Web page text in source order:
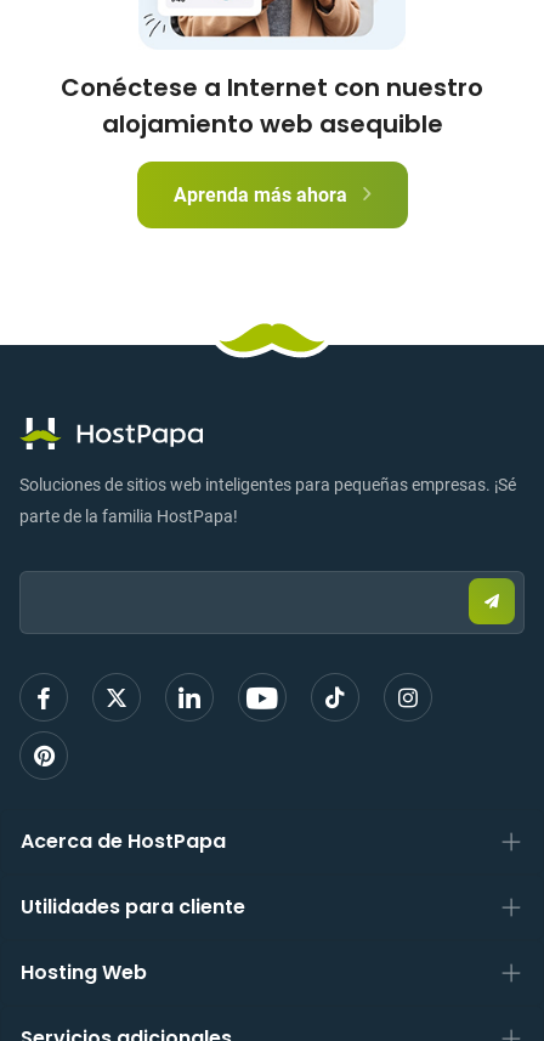
Conéctese a Internet con nuestro
alojamiento web asequible
Aprenda más ahora
Soluciones de sitios web inteligentes para pequeñas empresas. ¡Sé
parte de la familia HostPapa!
Email:
para
Acerca de HostPapa
Utilidades para cliente
Hosting Web